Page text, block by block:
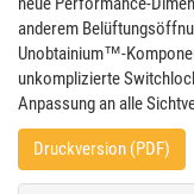
anderem
Unobtainium™-
unkomplizierte
Anpassung an alle
Druckversion (PDF)